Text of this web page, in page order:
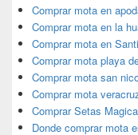
Comprar mota en
Comprar mota en la
Comprar mota en
Comprar mota playa
Comprar mota san
Comprar mota
Comprar Setas
Donde comprar mota